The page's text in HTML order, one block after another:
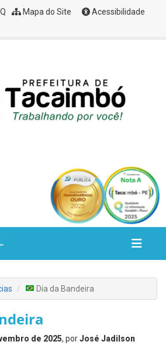
Mapa do Site
Acessibilidade
Dia da Bandeira
de 2025, porJosé Jadilson